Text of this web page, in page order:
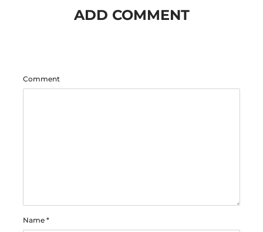
ADD COMMENT
Comment
Name *